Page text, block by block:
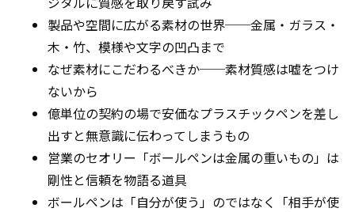
製品や空間に広がる素材の世界──金属・ガラス・
木・竹、模様や文字の凹凸まで
なぜ素材にこだわるべきか──素材質感は嘘をつけ
ないから
億単位の契約の場で安価なプラスチックペンを差し
出すと無意識に伝わってしまうもの
営業のセオリー「ボールペンは金属の重いもの」は
剛性と信頼を物語る道具
ボールペンは「自分が使う」のではなく「相手が使